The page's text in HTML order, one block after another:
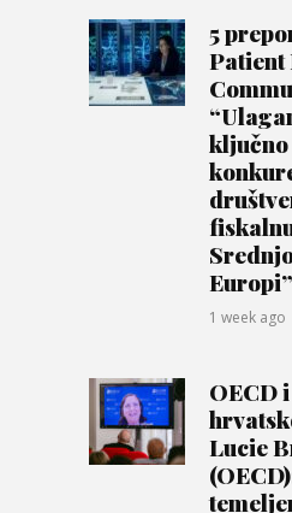
5
Patient
ključno
Europi”
1 week ago
OECD
Lucie